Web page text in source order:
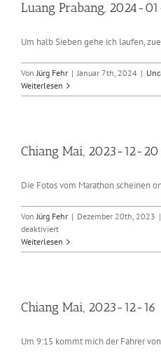
Luang Prabang, 2024-
Um halb Sieben gehe ich laufen,
VonJürg Fehr | Januar 7th, 2024 |
Weiterlesen
Chiang Mai, 2023-12-20
Die Fotos vom Marathon scheinen
VonJürg Fehr | Dezember 20th, 2023 |
deaktiviertfür
Chiang
Mai,
Weiterlesen
Chiang Mai, 2023-12-16
Um 9:15 kommt mich der Fahrer